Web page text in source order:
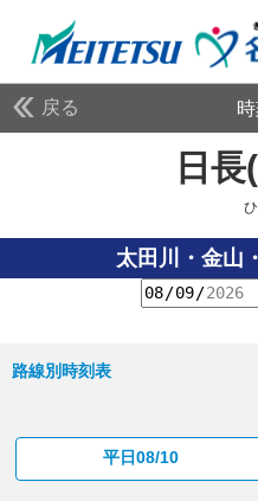
戻る
日
太田川・金山
路線別時刻表
平日08/10